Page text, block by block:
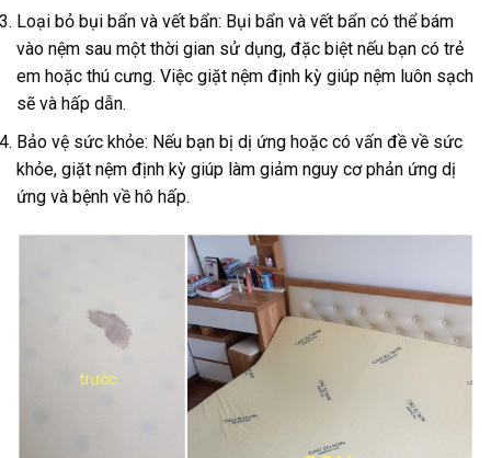
Loại bỏ bụi bẩn và vết bẩn: Bụi bẩn và vết bẩn có thể bám
vào nệm sau một thời gian sử dụng, đặc biệt nếu bạn có trẻ
em hoặc thú cưng. Việc giặt nệm định kỳ giúp nệm luôn sạch
sẽ và hấp dẫn.
Bảo vệ sức khỏe: Nếu bạn bị dị ứng hoặc có vấn đề về sức
khỏe, giặt nệm định kỳ giúp làm giảm nguy cơ phản ứng dị
ứng và bệnh về hô hấp.